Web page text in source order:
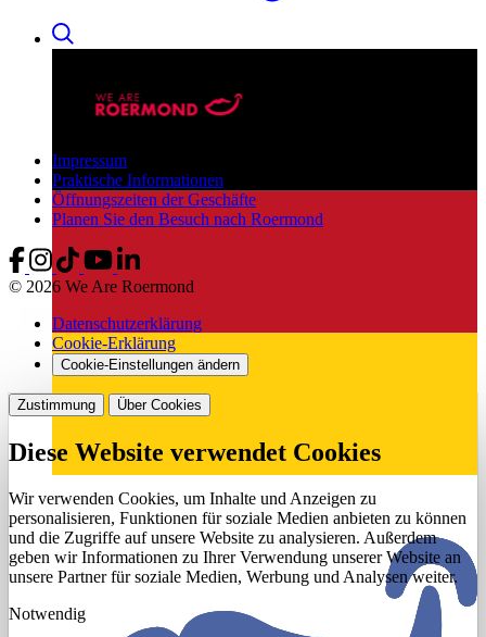
Impressum
Praktische Informationen
Öffnungszeiten der Geschäfte
Planen Sie den Besuch nach Roermond
© 2026 We Are Roermond
Datenschutzerklärung
Cookie-Erklärung
Cookie-Einstellungen ändern
Zustimmung Über Cookies
Diese Website verwendet Cookies
Wir verwenden Cookies, um Inhalte und Anzeigen zu
personalisieren, Funktionen für soziale Medien anbieten zu können
und die Zugriffe auf unsere Website zu analysieren. Außerdem
geben wir Informationen zu Ihrer Verwendung unserer Website an
unsere Partner für soziale Medien, Werbung und Analysen weiter.
Notwendig